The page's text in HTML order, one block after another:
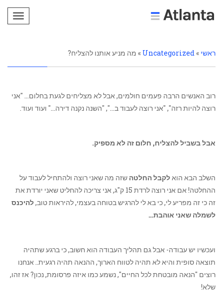
ראשי »
Uncategorized
» מה מניע אותנו להצליח?
רוב האנשים הרבה פעמים חולמים, אבל לא מצליחים לגעת בחלום… "אני
רוצה להיות רזה", "אני רוצה לעבוד ב…", "השנה נקנה דירה…" ועוד ועוד.
אבל בשביל להצליח, חלום זה לא מספיק.
השלב הבא הואלקבל החלטה שזה מה שאני רוצה ולהתחיל לעבוד על
ההחלטה! אם אני רוצה לרדת 15 ק"ג, אני צריכה להחליט שאני יורדת את
זה כי זה מפריע לי, כי בא לי להרגיש בטוחה בעצמי, להיראות טוב,להיכנס
לשמלה שאני אוהבת…
ועכשיו יש עבודה- אבל גם תהליך העבודה הוא חשוב, כי ברגע שתהיה
תוצאה סופית והיא לא תהיה לטווח הארוך, ההנאה תהיה רגעית.. אנחנו
רוצים "הנאה מובטחת לכל החיים", נשמע כמו איזה פרסומת, נכון? אז זהו,
שלא!